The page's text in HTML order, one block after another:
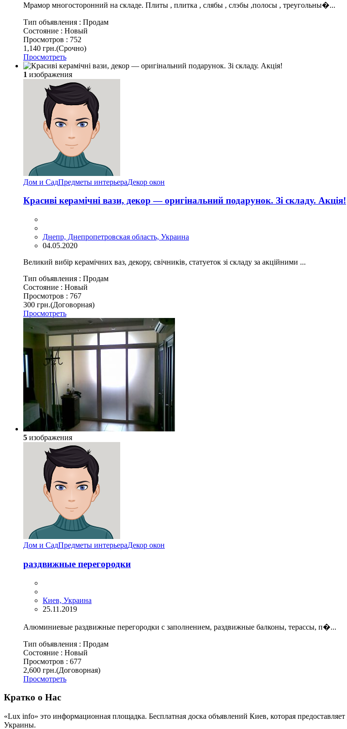
Мрамор многосторонний на складе. Плиты , плитка , слябы , слэбы ,полосы , треугольны�...
Тип объявления : Продам
Состояние : Новый
Просмотров : 752
1,140 грн.(Срочно)
Просмотреть
1 изображения
Дом и СадПредметы интерьераДекор окон
Красиві керамічні вази, декор — оригінальний подарунок. Зі складу. Акція!
Днепр, Днепропетровская область, Украина
04.05.2020
Великий вибір керамічних ваз, декору, свічників, статуеток зі складу за акційними ...
Тип объявления : Продам
Состояние : Новый
Просмотров : 767
300 грн.(Договорная)
Просмотреть
5 изображения
Дом и СадПредметы интерьераДекор окон
раздвижные перегородки
Киев, Украина
25.11.2019
Алюминиевые раздвижные перегородки с заполнением, раздвижные балконы, терассы, п�...
Тип объявления : Продам
Состояние : Новый
Просмотров : 677
2,600 грн.(Договорная)
Просмотреть
Кратко о Нас
«Lux info» это информационная площадка. Бесплатная доска объявлений Киев, которая
Украины.